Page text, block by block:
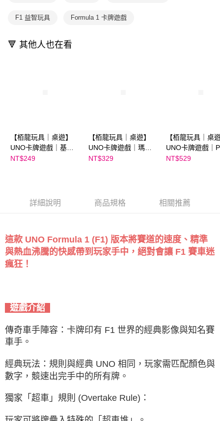
由本公司與您本人進行分期帳單所需資料之確認、核對及更正。
是否繳費成功／繳費後需取消欲退款等相關疑問，請聯繫「AFTEE先享後付
客戶支援中心」
https://netprotections.freshdesk.com/support/home
【注意事項】
１．透過由恩沛科技股份有限公司提供之「AFTEE先享後付」服務完成之交
請求用戶進行身份認證。
５．嚴禁一人註冊多個帳號或使用他人資訊註冊。若發現惡意使用之情形，
恩沛科技股份有限公司將有權停止該用戶之使用額度並採取法律行動。
每筆NT$200
F1 益智玩具 Formula 1 卡牌遊戲
🔻 其他人也在看
【栢龍玩具｜桌遊】
UNO卡牌遊戲｜基本
版
NT$249
【栢龍玩具｜桌遊】
UNO卡牌遊戲｜瑪利
歐賽車
NT$329
【栢龍玩具｜桌
UNO卡牌遊戲｜
派對版
NT$529
詳細說明 商品規格 相關推薦
這款 UNO Formula 1 (F1) 版本將賽道的速度、精準
與熱血沸騰的快感帶到玩家手中，絕對會讓 F1 賽車迷
瘋狂！
遊戲介紹
傳奇車手陣容：卡牌印有 F1 世界的經典影像與知名賽
車手。
經典玩法：規則與經典 UNO 相同，玩家需匹配顏色與
數字，競速出完手中的所有牌。
獨家「超車」規則 (Overtake Rule)：